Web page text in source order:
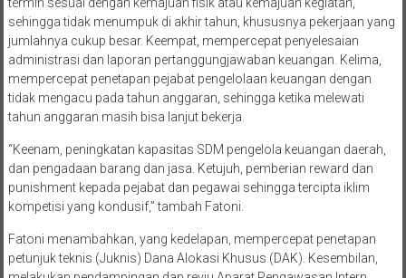
sehingga tidak menumpuk di akhir tahun, khususnya pekerjaan yang
jumlahnya cukup besar. Keempat, mempercepat penyelesaian
administrasi dan laporan pertanggungjawaban keuangan. Kelima,
mempercepat penetapan pejabat pengelolaan keuangan dengan
tidak mengacu pada tahun anggaran, sehingga ketika melewati
tahun anggaran masih bisa lanjut bekerja.
“Keenam, peningkatan kapasitas SDM pengelola keuangan daerah,
dan pengadaan barang dan jasa. Ketujuh, pemberian reward dan
punishment kepada pejabat dan pegawai sehingga tercipta iklim
kompetisi yang kondusif,” tambah Fatoni.
Fatoni menambahkan, yang kedelapan, mempercepat penetapan
petunjuk teknis (Juknis) Dana Alokasi Khusus (DAK). Kesembilan,